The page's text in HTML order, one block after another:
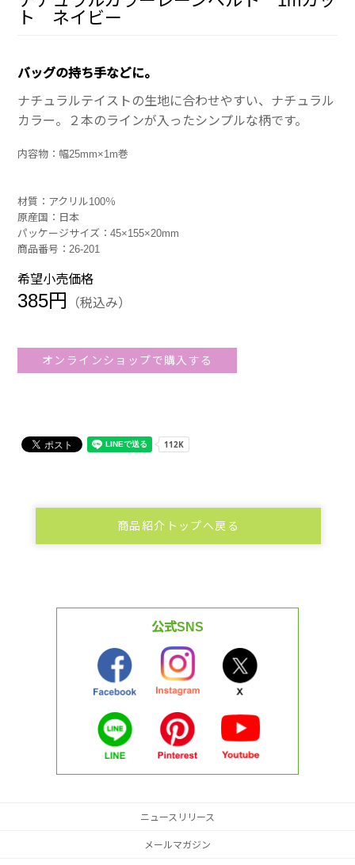
ト ネイビー
バッグの持ち手などに。
ナチュラルテイストの生地に合わせやすい、ナチュラル
カラー。２本のラインが入ったシンプルな柄です。
内容物：幅25mm×1m巻
材質：アクリル100％
原産国：日本
パッケージサイズ：45×155×20mm
商品番号：26-201
希望小売価格
385円 （税込み）
オンラインショップで購入する
商品紹介トップへ戻る
公式SNS
ニュースリリース
メールマガジン